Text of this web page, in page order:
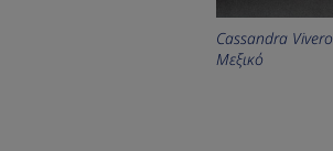
Cassandra
Μεξικό